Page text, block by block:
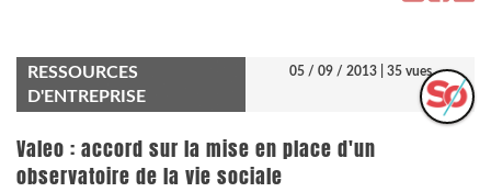
RESSOURCES
D'ENTREPRISE
05 / 09 / 2013 | 35 vues
Valeo : accord sur la mise en place d'un
observatoire de la vie sociale